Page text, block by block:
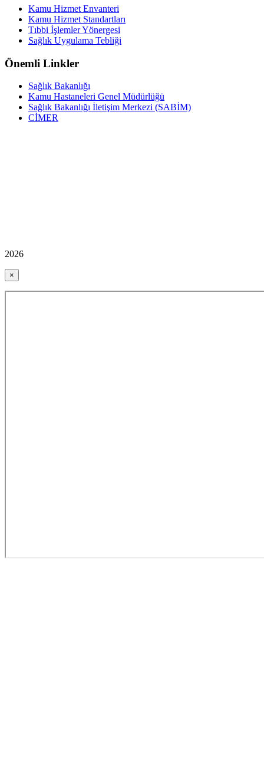
Kamu Hizmet Envanteri
Kamu Hizmet Standartları
Tıbbi İşlemler Yönergesi
Sağlık Uygulama Tebliği
Önemli Linkler
Sağlık Bakanlığı
Kamu Hastaneleri Genel Müdürlüğü
Sağlık Bakanlığı İletişim Merkezi (SABİM)
CİMER
2026
×